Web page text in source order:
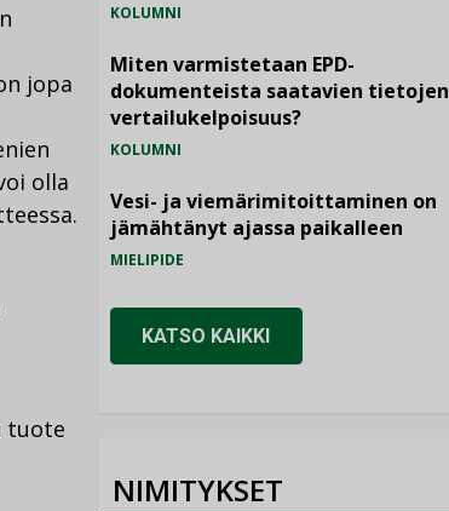
jopa
olla
tuote
KOLUMNI
Miten varmistetaan EPD-
dokumenteista saatavien tietojen
vertailukelpoisuus?
KOLUMNI
Vesi- ja viemärimitoittaminen on
jämähtänyt ajassa paikalleen
MIELIPIDE
KATSO KAIKKI
NIMITYKSET